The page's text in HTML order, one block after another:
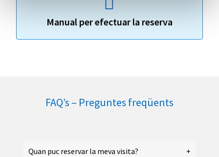
Manual per efectuar la reserva
FAQ’s – Preguntes freqüents
Quan puc reservar la meva visita?